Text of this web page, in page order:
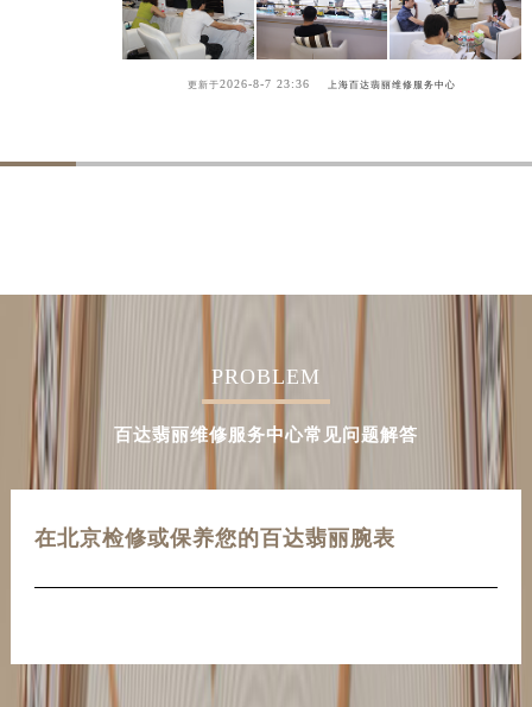
更新于2026-8-7 23:36 上海百达翡丽维修服务中心
PROBLEM
百达翡丽维修服务中心常见问题解答
在北京检修或保养您的百达翡丽腕表